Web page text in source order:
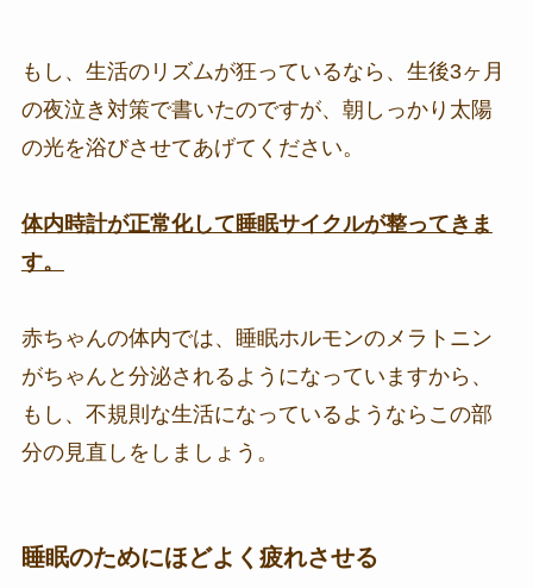
もし、生活のリズムが狂っているなら、生後3ヶ月
の夜泣き対策で書いたのですが、朝しっかり太陽
の光を浴びさせてあげてください。
体内時計が正常化して睡眠サイクルが整ってきま
す。
赤ちゃんの体内では、睡眠ホルモンのメラトニン
がちゃんと分泌されるようになっていますから、
もし、不規則な生活になっているようならこの部
分の見直しをしましょう。
睡眠のためにほどよく疲れさせる